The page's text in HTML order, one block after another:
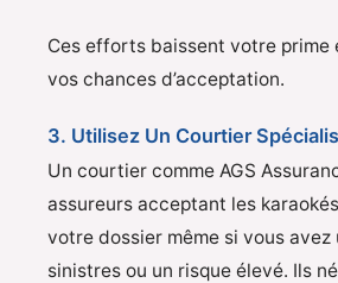
Ces efforts baissent votre prime
vos chances d’acceptation.
3. Utilisez Un Courtier
Un courtier comme AGS
assureurs acceptant les
votre dossier même si vous
sinistres ou un risque élevé. Ils